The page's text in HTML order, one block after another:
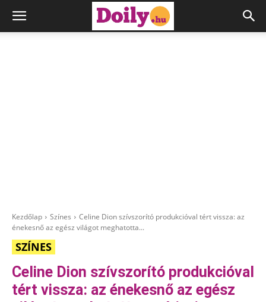
Kezdőlap Színes
Celine Dion szívszorító produkcióval tért vissza: az
énekesnő az egész világot meghatotta...
SZÍNES
Celine Dion szívszorító produkcióval
tért vissza: az énekesnő az egész